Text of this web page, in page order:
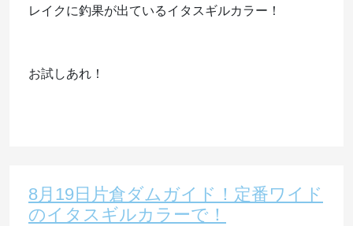
レイクに釣果が出ているイタスギルカラー！
お試しあれ！
8月19日片倉ダムガイド！定番ワイド
のイタスギルカラーで！